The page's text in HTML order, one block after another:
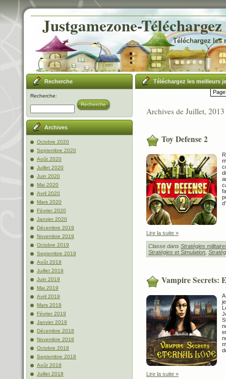
Justgamezone-
Téléchargez les
Recherche
Recherche:
Recherche
Archives
Octobre 2020
Septembre 2020
Août 2020
Juillet 2020
Juin 2020
Mai 2020
Avril 2020
Mars 2020
Février 2020
Janvier 2020
Décembre 2019
Novembre 2019
Octobre 2019
Septembre 2019
Août 2019
Juillet 2019
Juin 2019
Mai 2019
Avril 2019
Mars 2019
Février 2019
Janvier 2019
Décembre 2018
Novembre 2018
Octobre 2018
Septembre 2018
Août 2018
Juillet 2018
Téléchargez les meilleurs
Archives de Juillet, 2013
Toy Defense 2
Lire la suite »
Classe dans Stratégies
Stratégies et Simulation
Vampire Secrets:
Lire la suite »